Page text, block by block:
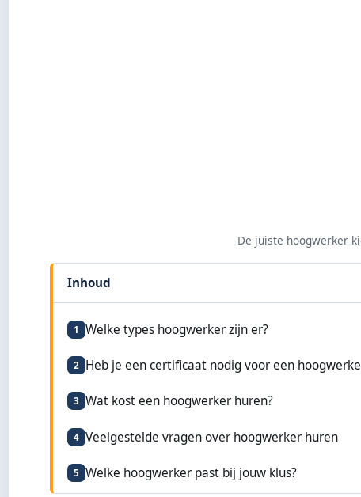
De juiste hoogwerker
Inhoud
1 Welke types hoogwerker zijn er?
2 Heb je een certificaat nodig voor een
3 Wat kost een hoogwerker huren?
4 Veelgestelde vragen over hoogwerker huren
5 Welke hoogwerker past bij jouw klus?